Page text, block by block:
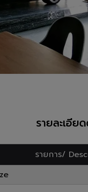
รายละเอีย
รายการ/